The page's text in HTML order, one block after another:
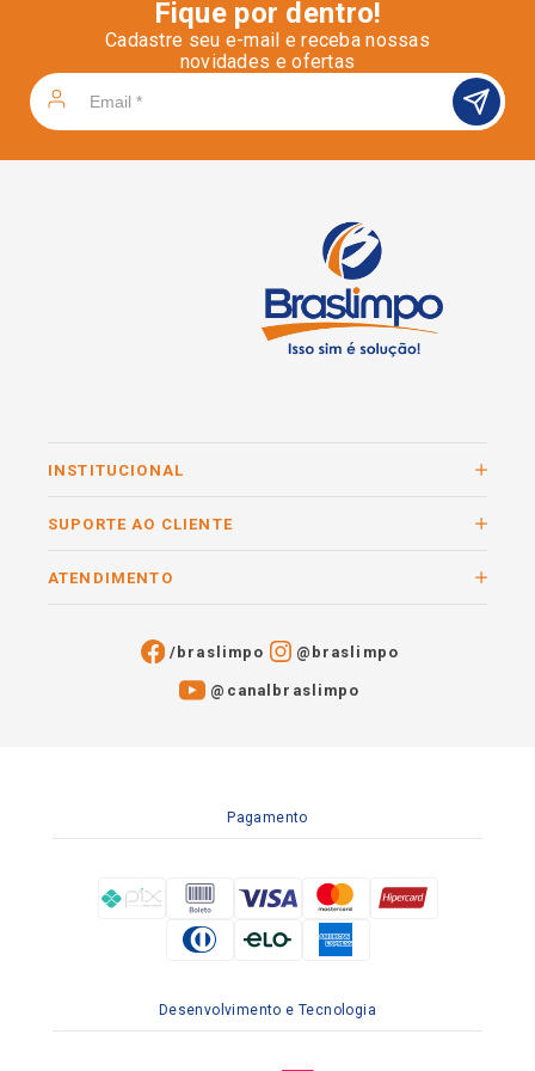
Fique por dentro!
Cadastre seu e-mail e receba nossas
novidades e ofertas
INSTITUCIONAL
SUPORTE AO CLIENTE
ATENDIMENTO
/braslimpo @braslimpo
@canalbraslimpo​
Pagamento
Desenvolvimento e Tecnologia